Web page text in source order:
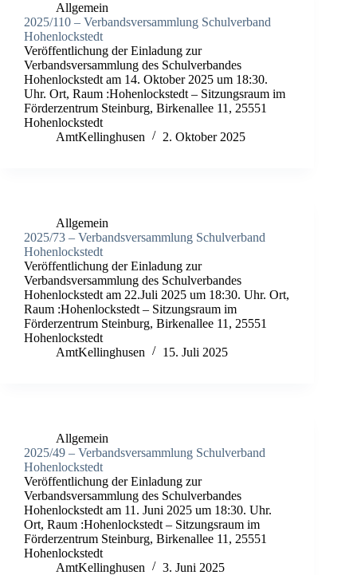
Allgemein
2025/110 – Verbandsversammlung Schulverband
Hohenlockstedt
Veröffentlichung der Einladung zur
Verbandsversammlung des Schulverbandes
Hohenlockstedt am 14. Oktober 2025 um 18:30.
Uhr. Ort, Raum :Hohenlockstedt – Sitzungsraum im
Förderzentrum Steinburg, Birkenallee 11, 25551
Hohenlockstedt
AmtKellinghusen
2. Oktober 2025
Allgemein
2025/73 – Verbandsversammlung Schulverband
Hohenlockstedt
Veröffentlichung der Einladung zur
Verbandsversammlung des Schulverbandes
Hohenlockstedt am 22.Juli 2025 um 18:30. Uhr. Ort,
Raum :Hohenlockstedt – Sitzungsraum im
Förderzentrum Steinburg, Birkenallee 11, 25551
Hohenlockstedt
AmtKellinghusen
15. Juli 2025
Allgemein
2025/49 – Verbandsversammlung Schulverband
Hohenlockstedt
Veröffentlichung der Einladung zur
Verbandsversammlung des Schulverbandes
Hohenlockstedt am 11. Juni 2025 um 18:30. Uhr.
Ort, Raum :Hohenlockstedt – Sitzungsraum im
Förderzentrum Steinburg, Birkenallee 11, 25551
Hohenlockstedt
AmtKellinghusen
3. Juni 2025